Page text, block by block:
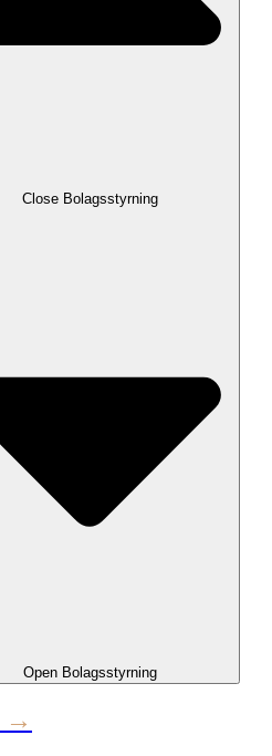
Close Bolagsstyrning
Open Bolagsstyrning
→